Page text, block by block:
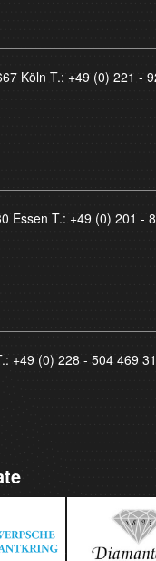
Köln T.: +49 (0) 221 -
Essen T.: +49 (0) 201 -
+49 (0) 228 - 504 469 31